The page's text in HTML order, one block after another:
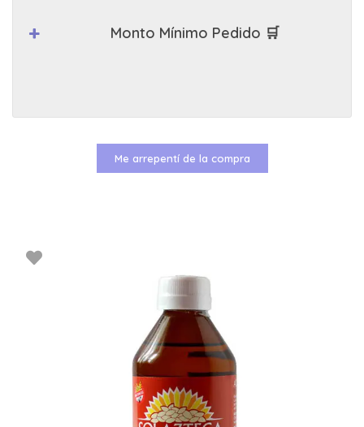
Monto Mínimo Pedido 🛒
Me arrepentí de la compra